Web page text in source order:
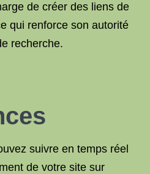
de créer des liens de
qui renforce son autorité
recherche.
suivre en temps réel
de votre site sur